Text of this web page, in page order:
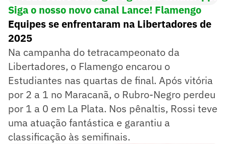
Siga o nosso novo canal Lance! Flamengo
Equipes se enfrentaram na Libertadores de
2025
Na campanha do tetracampeonato da
Libertadores, o Flamengo encarou o
Estudiantes nas quartas de final. Após vitória
por 2 a 1 no Maracanã, o Rubro-Negro perdeu
por 1 a 0 em La Plata. Nos pênaltis, Rossi teve
uma atuação fantástica e garantiu a
classificação às semifinais.